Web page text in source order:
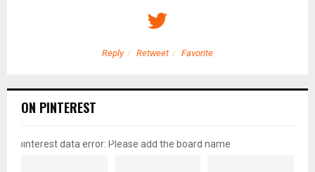
Reply Retweet Favorite
ON PINTEREST
pinterest data error: Please add the board name